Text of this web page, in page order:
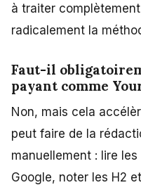
à traiter
radicalement la
Faut-il
payant comme
Non, mais cela
peut faire de la
manuellement : lire
Google, noter les H2